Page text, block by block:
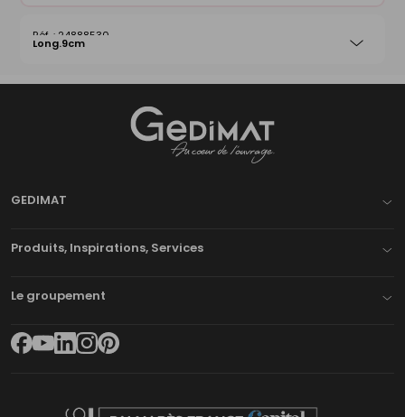
24888530
Long.9cm
GEDIMAT
Produits, Inspirations, Services
Le groupement